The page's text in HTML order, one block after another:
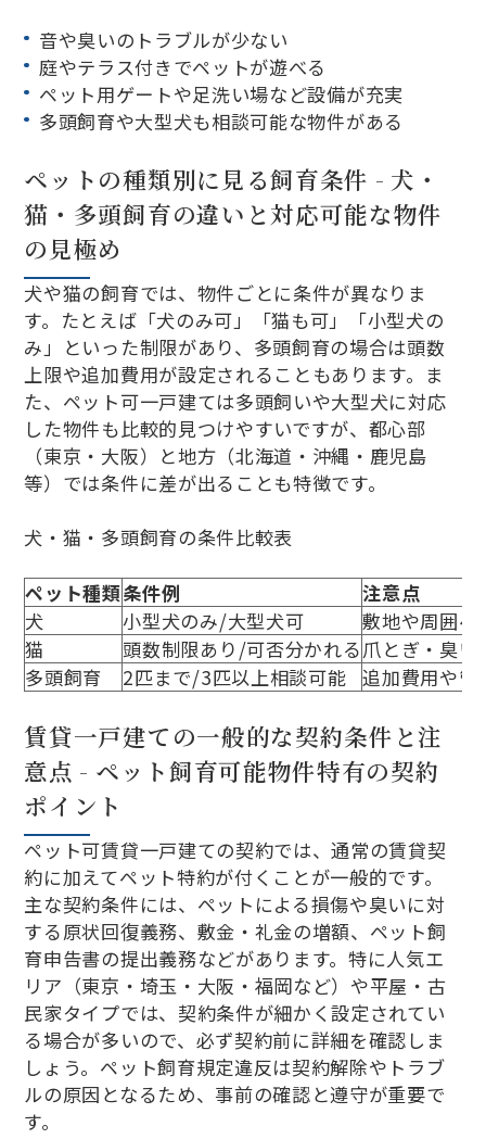
音や臭いのトラブルが少ない
庭やテラス付きでペットが遊べる
ペット用ゲートや足洗い場など設備が充実
多頭飼育や大型犬も相談可能な物件がある
ペットの種類別に見る飼育条件 - 犬・
猫・多頭飼育の違いと対応可能な物件
の見極め
犬や猫の飼育では、物件ごとに条件が異なりま
す。たとえば「犬のみ可」「猫も可」「小型犬の
み」といった制限があり、多頭飼育の場合は頭数
上限や追加費用が設定されることもあります。ま
た、ペット可一戸建ては多頭飼いや大型犬に対応
した物件も比較的見つけやすいですが、都心部
（東京・大阪）と地方（北海道・沖縄・鹿児島
等）では条件に差が出ることも特徴です。
犬・猫・多頭飼育の条件比較表
ペット種類条件例
注意点
犬
小型犬のみ/大型犬可
敷地や周囲へ
猫
頭数制限あり/可否分かれる爪とぎ・臭い
多頭飼育
2匹まで/3匹以上相談可能 追加費用や管
賃貸一戸建ての一般的な契約条件と注
意点 - ペット飼育可能物件特有の契約
ポイント
ペット可賃貸一戸建ての契約では、通常の賃貸契
約に加えてペット特約が付くことが一般的です。
主な契約条件には、ペットによる損傷や臭いに対
する原状回復義務、敷金・礼金の増額、ペット飼
育申告書の提出義務などがあります。特に人気エ
リア（東京・埼玉・大阪・福岡など）や平屋・古
民家タイプでは、契約条件が細かく設定されてい
る場合が多いので、必ず契約前に詳細を確認しま
しょう。ペット飼育規定違反は契約解除やトラブ
ルの原因となるため、事前の確認と遵守が重要で
す。